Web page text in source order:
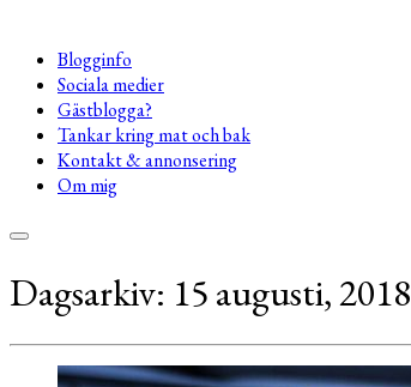
Blogginfo
Sociala medier
Gästblogga?
Tankar kring mat och bak
Kontakt & annonsering
Om mig
Dagsarkiv: 15 augusti, 2018